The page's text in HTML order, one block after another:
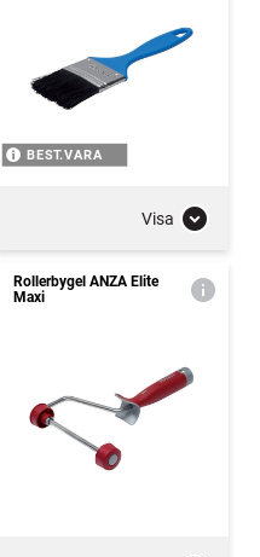
BEST.VARA
Visa
Rollerbygel ANZA Elite
Maxi